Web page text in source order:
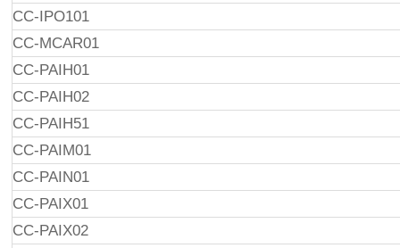
CC-IPO101
CC-MCAR01
CC-PAIH01
CC-PAIH02
CC-PAIH51
CC-PAIM01
CC-PAIN01
CC-PAIX01
CC-PAIX02